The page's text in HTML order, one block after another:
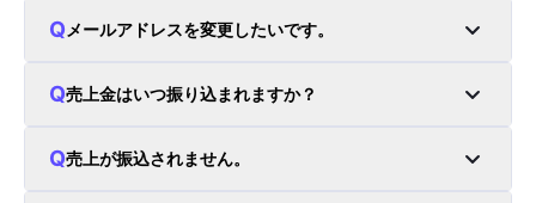
メールアドレスを変更したいです。
売上金はいつ振り込まれますか？
売上が振込されません。